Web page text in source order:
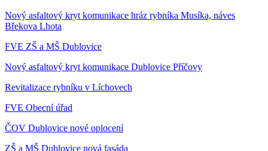
Nový asfaltový kryt komunikace hráz rybníka Musíka, náves
Břekova Lhota
FVE ZŠ a MŠ Dublovice
Nový asfaltový kryt komunikace Dublovice Příčovy
Revitalizace rybníku v Líchovech
FVE Obecní úřad
ČOV Dublovice nové oplocení
ZŠ a MŠ Dublovice nová fasáda